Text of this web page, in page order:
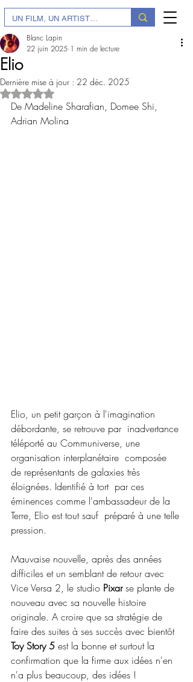
Elio
Blanc Lapin
22 juin 2025 1 min de lecture
Dernière mise à jour : 22 déc. 2025
Noté NaN étoiles sur 5.
De Madeline Sharafian, Domee Shi,
Adrian Molina
Elio, un petit garçon à l'imagination
débordante, se retrouve par  inadvertance
téléporté au Communiverse, une
organisation interplanétaire  composée
de représentants de galaxies très
éloignées. Identifié à tort  par ces
éminences comme l'ambassadeur de la
Terre, Elio est tout sauf  préparé à une telle
pression.
Mauvaise nouvelle, après des années
difficiles et un semblant de retour avec
Vice Versa 2, le studio Pixar se plante de
nouveau avec sa nouvelle histoire
originale. A croire que sa stratégie de
faire des suites à ses succès avec bientôt
Toy Story 5 est la bonne et surtout la
confirmation que la firme aux idées n'en
n'a plus beaucoup, des idées !